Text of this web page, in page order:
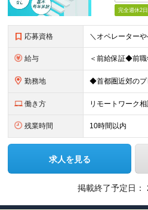
完全週休2日
応募資格
給与
勤務地
働き方 リモートワーク
残業時間 10時間以内
求人を見る
掲載終了予定日：